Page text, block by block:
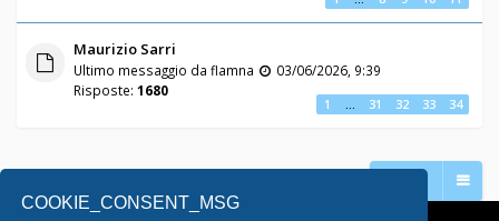
COOKIE_CONSENT_MSG
Maurizio Sarri
Ultimo messaggio da flamna
03/06/2026, 9:39
Risposte: 1680
1 31 32 33 34